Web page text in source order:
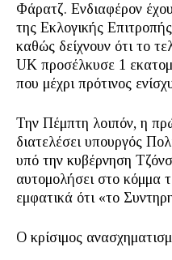
Φάρατζ. Ενδιαφέρον
της Εκλογικής
καθώς δείχνουν ότι το
UK προσέλκυσε 1
που μέχρι πρότινος
Την Πέμπτη λοιπόν, η
διατελέσει υπουργός
υπό την κυβέρνηση
αυτομολήσει στο κόμμα
εμφατικά ότι «το
Ο κρίσιμος